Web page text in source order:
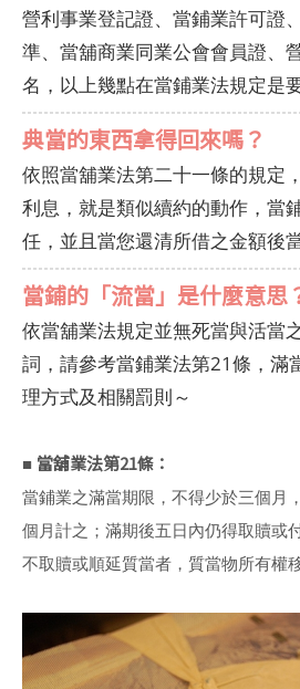
營利事業登記證、當鋪業許可證
準、當舖商業同業公會會員證、
名，以上幾點在當鋪業法規定是
典當的東西拿得回來嗎？
依照當舖業法第二十一條的規定
利息，就是類似續約的動作，當
任，並且當您還清所借之金額後
當鋪的「流當」是什麼意思
依當舖業法規定並無死當與活當
詞，請參考當鋪業法第21條，滿
理方式及相關罰則～
■ 當舖業法第21條：
當鋪業之滿當期限，不得少於三個月
個月計之；滿期後五日內仍得取贖或
不取贖或順延質當者，質當物所有權